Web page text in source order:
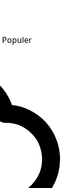
Populer